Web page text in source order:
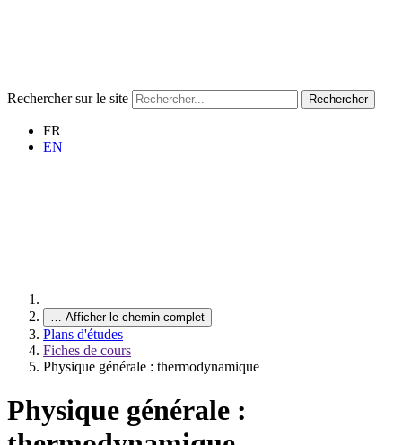
Rechercher sur le site Rechercher
FR
EN
… Afficher le chemin complet
Plans d'études
Fiches de cours
Physique générale : thermodynamique
Physique générale :